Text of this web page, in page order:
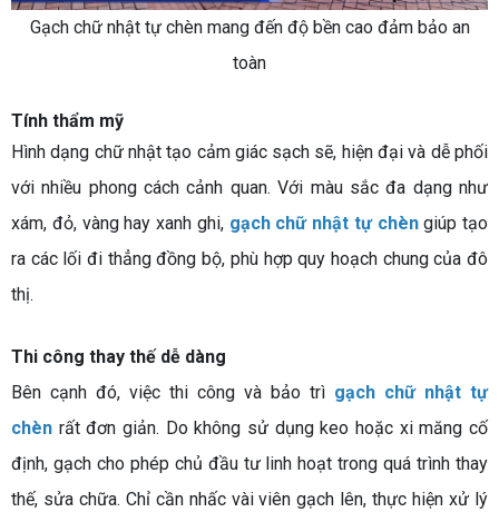
Gạch chữ nhật tự chèn mang đến độ bền cao đảm bảo an
toàn
Tính thẩm mỹ
Hình dạng chữ nhật tạo cảm giác sạch sẽ, hiện đại và dễ phối
với nhiều phong cách cảnh quan. Với màu sắc đa dạng như
xám, đỏ, vàng hay xanh ghi, gạch chữ nhật tự chèngiúp tạo
ra các lối đi thẳng đồng bộ, phù hợp quy hoạch chung của đô
thị.
Thi công thay thế dễ dàng
Bên cạnh đó, việc thi công và bảo trì gạch chữ nhật tự
chèn rất đơn giản. Do không sử dụng keo hoặc xi măng cố
định, gạch cho phép chủ đầu tư linh hoạt trong quá trình thay
thế, sửa chữa. Chỉ cần nhấc vài viên gạch lên, thực hiện xử lý